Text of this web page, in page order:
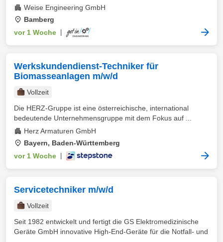
Weise Engineering GmbH
Bamberg
vor 1 Woche
Werkskundendienst-Techniker für
Biomasseanlagen m/w/d
Vollzeit
Die HERZ-Gruppe ist eine österreichische, international
bedeutende Unternehmensgruppe mit dem Fokus auf ...
Herz Armaturen GmbH
Bayern, Baden-Württemberg
vor 1 Woche
Servicetechniker m/w/d
Vollzeit
Seit 1982 entwickelt und fertigt die GS Elektromedizinische
Geräte GmbH innovative High-End-Geräte für die Notfall- und